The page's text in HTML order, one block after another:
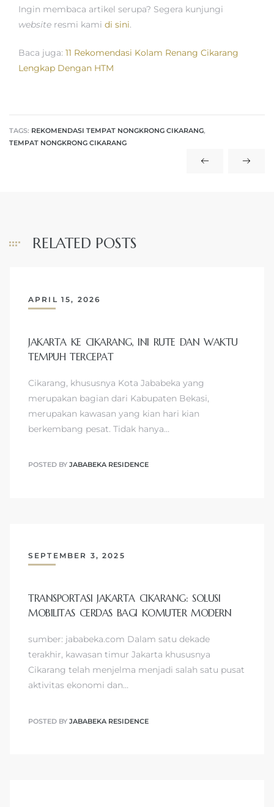
Ingin membaca artikel serupa? Segera kunjungi
website resmi kami di sini.
Baca juga: 11 Rekomendasi Kolam Renang Cikarang
Lengkap Dengan HTM
TAGS: REKOMENDASI TEMPAT NONGKRONG CIKARANG,
TEMPAT NONGKRONG CIKARANG
RELATED POSTS
APRIL 15, 2026
JAKARTA KE CIKARANG, INI RUTE DAN WAKTU
TEMPUH TERCEPAT
Cikarang, khususnya Kota Jababeka yang
merupakan bagian dari Kabupaten Bekasi,
merupakan kawasan yang kian hari kian
berkembang pesat. Tidak hanya…
POSTED BY JABABEKA RESIDENCE
SEPTEMBER 3, 2025
TRANSPORTASI JAKARTA CIKARANG: SOLUSI
MOBILITAS CERDAS BAGI KOMUTER MODERN
sumber: jababeka.com Dalam satu dekade
terakhir, kawasan timur Jakarta khususnya
Cikarang telah menjelma menjadi salah satu pusat
aktivitas ekonomi dan…
POSTED BY JABABEKA RESIDENCE